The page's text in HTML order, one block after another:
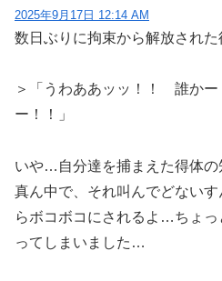
2025年9月17日 12:14 AM
数日ぶりに拘束から解放され
＞「うわああッッ！！ 誰か
ー！！」
いや…自分達を捕まえた得体
真ん中で、それ叫んでどない
らボコボコにされるよ…ちょ
ってしまいました…